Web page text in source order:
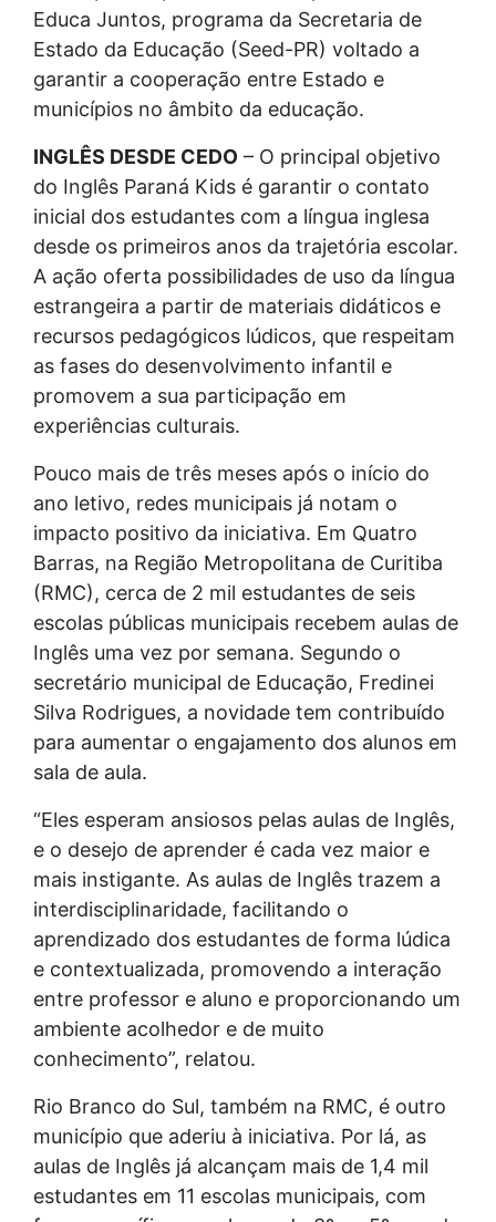
Educa Juntos, programa da Secretaria de
Estado da Educação (Seed-PR) voltado a
garantir a cooperação entre Estado e
municípios no âmbito da educação.
INGLÊS DESDE CEDO – O principal objetivo
do Inglês Paraná Kids é garantir o contato
inicial dos estudantes com a língua inglesa
desde os primeiros anos da trajetória escolar.
A ação oferta possibilidades de uso da língua
estrangeira a partir de materiais didáticos e
recursos pedagógicos lúdicos, que respeitam
as fases do desenvolvimento infantil e
promovem a sua participação em
experiências culturais.
Pouco mais de três meses após o início do
ano letivo, redes municipais já notam o
impacto positivo da iniciativa. Em Quatro
Barras, na Região Metropolitana de Curitiba
(RMC), cerca de 2 mil estudantes de seis
escolas públicas municipais recebem aulas de
Inglês uma vez por semana. Segundo o
secretário municipal de Educação, Fredinei
Silva Rodrigues, a novidade tem contribuído
para aumentar o engajamento dos alunos em
sala de aula.
“Eles esperam ansiosos pelas aulas de Inglês,
e o desejo de aprender é cada vez maior e
mais instigante. As aulas de Inglês trazem a
interdisciplinaridade, facilitando o
aprendizado dos estudantes de forma lúdica
e contextualizada, promovendo a interação
entre professor e aluno e proporcionando um
ambiente acolhedor e de muito
conhecimento”, relatou.
Rio Branco do Sul, também na RMC, é outro
município que aderiu à iniciativa. Por lá, as
aulas de Inglês já alcançam mais de 1,4 mil
estudantes em 11 escolas municipais, com